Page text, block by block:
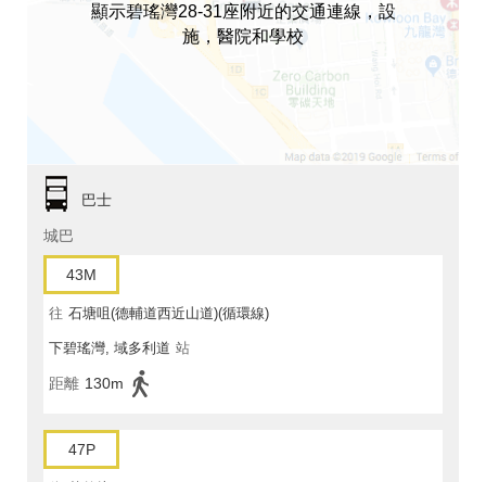
顯示碧瑤灣28-31座附近的交通連線，設
施，醫院和學校
巴士
城巴
43M
往 石塘咀(德輔道西近山道)(循環線)
下碧瑤灣, 域多利道 站
距離 130m
47P